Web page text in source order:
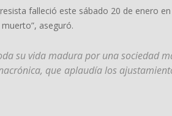
falleció este sábado 20 de enero en
aseguró.
su vida madura por una sociedad
que aplaudía los